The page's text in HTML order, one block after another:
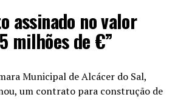
assinado no valor
milhões de €”
Municipal de Alcácer do Sal,
um contrato para construção de